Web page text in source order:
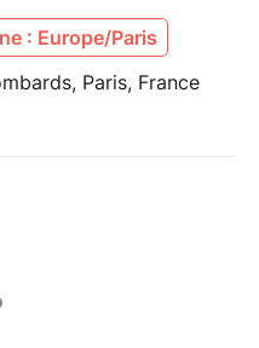
: Europe/Paris
Paris, France